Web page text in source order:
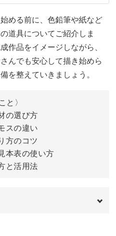
…」そんな苦手意識がある方
ずに、かわいい建物を描くコ
める前に、色鉛筆や紙など
道具についてご紹介しま
作品をイメージしながら、
んでも安心して描き始めら
を整えていきましょう。
と〉
の選び方
スの違い
方のコツ
本表の使い方
と活用法